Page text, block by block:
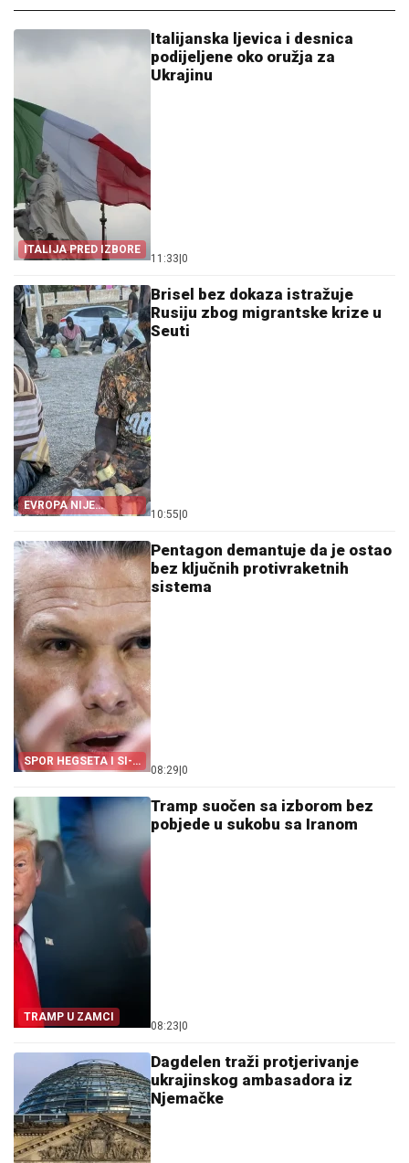
ITALIJA PRED IZBORE
Italijanska ljevica i desnica
podijeljene oko oružja za
Ukrajinu
11:33 0
EVROPA NIJE
POMOGLA ŠPANIJI
Brisel bez dokaza istražuje
Rusiju zbog migrantske krize u
Seuti
10:55 0
SPOR HEGSETA I SI-
EN-ENA
Pentagon demantuje da je ostao
bez ključnih protivraketnih
sistema
08:29 0
TRAMP U ZAMCI
Tramp suočen sa izborom bez
pobjede u sukobu sa Iranom
08:23 0
Dagdelen traži protjerivanje
ukrajinskog ambasadora iz
Njemačke